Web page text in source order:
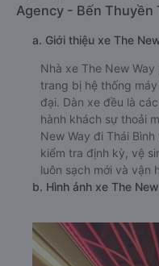
Agency - Bến Thuyền
a. Giới thiệu xe The
Nhà xe The New
trang bị hệ thống
đại. Dàn xe đều là
hành khách sự thoải
New Way đi Thái
kiểm tra định kỳ, vệ
luôn sạch mới và vận
b. Hình ảnh xe The